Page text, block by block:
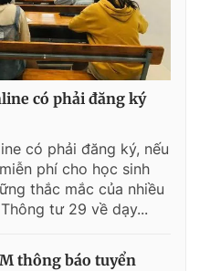
có phải đăng ký
có phải đăng ký, nếu
phí cho học sinh
thắc mắc của nhiều
tư 29 về dạy...
thông báo tuyển